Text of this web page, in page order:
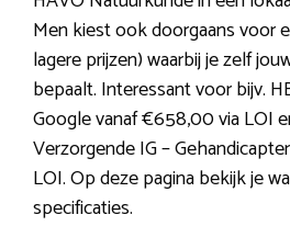
Men kiest ook doorgaans voor
lagere prijzen) waarbij je zelf
bepaalt. Interessant voor bijv.
Google vanaf €658,00 via LOI
Verzorgende IG –
LOI. Op deze pagina bekijk je
specificaties.